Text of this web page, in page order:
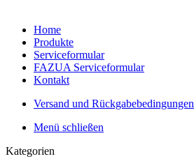
Home
Produkte
Serviceformular
FAZUA Serviceformular
Kontakt
Versand und Rückgabebedingungen
Menü schließen
Kategorien